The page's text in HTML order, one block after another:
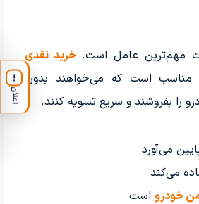
مهم‌ترین عامل است.خرید نقدی
مناسب است که می‌خواهند بدون
را بفروشند و سریع تسویه کنند.
می‌آورد
می‌کند
خودرواست
!
اعلان